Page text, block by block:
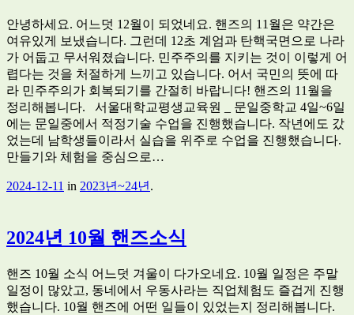
안녕하세요. 어느덧 12월이 되었네요. 핸즈의 11월은 약간은
여유있게 보냈습니다. 그런데 12초 계엄과 탄핵국면으로 나라
가 어둡고 무서워졌습니다. 민주주의를 지키는 것이 이렇게 어
렵다는 것을 처절하게 느끼고 있습니다. 어서 국민의 뜻에 따
라 민주주의가 회복되기를 간절히 바랍니다! 핸즈의 11월을
정리해봅니다. 서울대학교평생교육원 _ 문일중학교 4일~6일
에는 문일중에서 적정기술 수업을 진행했습니다. 작년에도 갔
었는데 남학생들이라서 실습을 위주로 수업을 진행했습니다.
만들기와 체험을 중심으로…
2024-12-11 in 2023년~24년 .
2024년 10월 핸즈소식
핸즈 10월 소식 어느덧 겨울이 다가오네요. 10월 일정은 주말
일정이 많았고, 동네에서 우동사라는 직업체험도 즐겁게 진행
했습니다. 10월 핸즈에 어떤 일들이 있었는지 정리해봅니다.